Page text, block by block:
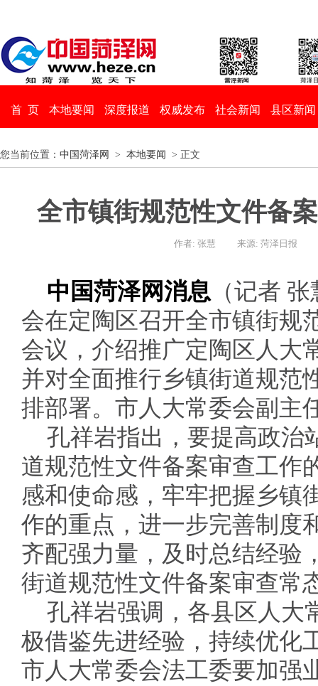
首 页 本地要闻 深度报道 权威发布 社会新闻 县区新闻
您当前位置： 中国菏泽网 > 本地要闻 > 正文
全市镇街规范性文件备
作者: 张慧 来源: 菏泽日报
中国菏泽网消息 （记者
会在定陶区召开全市镇街规
会议，介绍推广定陶区人大
并对全面推行乡镇街道规范
排部署。市人大常委会副主
孔祥岩指出，要提高政治
道规范性文件备案审查工作
感和使命感，牢牢把握乡镇
作的重点，进一步完善制度
齐配强力量，及时总结经验
街道规范性文件备案审查常
孔祥岩强调，各县区人大
极借鉴先进经验，持续优化
市人大常委会法工委要加强